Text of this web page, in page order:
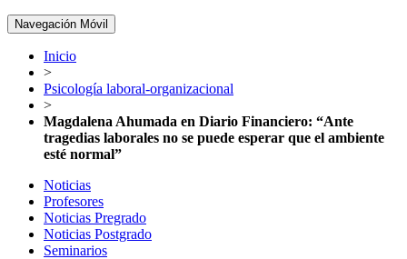
Navegación Móvil
Inicio
>
Psicología laboral-organizacional
>
Magdalena Ahumada en Diario Financiero: “Ante
tragedias laborales no se puede esperar que el ambiente
esté normal”
Noticias
Profesores
Noticias Pregrado
Noticias Postgrado
Seminarios